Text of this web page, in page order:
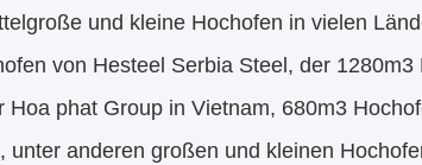
und kleine Hochofen in vielen
von Hesteel Serbia Steel, der
phat Group in Vietnam, 680m3
anderen großen und kleinen